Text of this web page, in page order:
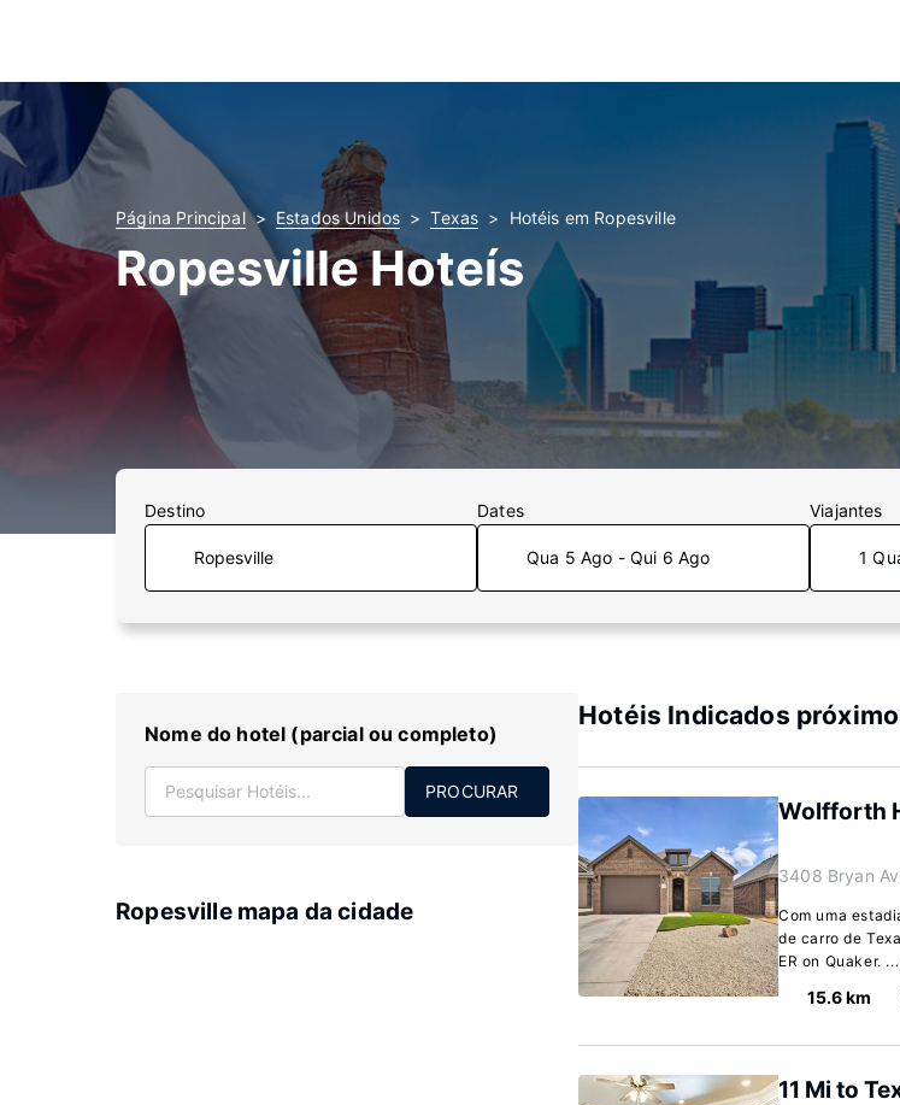
Página Principal Estados Unidos Texas Hotéis em Ropesville
Ropesville Hoteís
Destino Dates
Qua 5 Ago - Qui 6 Ago
Viajantes
1
Nome do hotel (parcial ou completo)
PROCURAR
Ropesville mapa da cidade
Hotéis Indicados
Wolfforth
3408 Bryan
Com uma
de carro de
ER on Quaker. ...
15.6 km
11 Mi to